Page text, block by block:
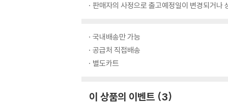
판매자의 사정으로 출고예정일이 변경되거나
국내배송만 가능
공급처 직접배송
별도카트
이 상품의 이벤트 3